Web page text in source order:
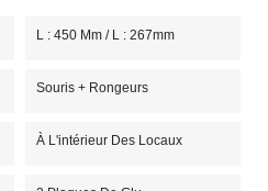
L : 450 Mm / L : 267mm
Souris + Rongeurs
À L'intérieur Des Locaux